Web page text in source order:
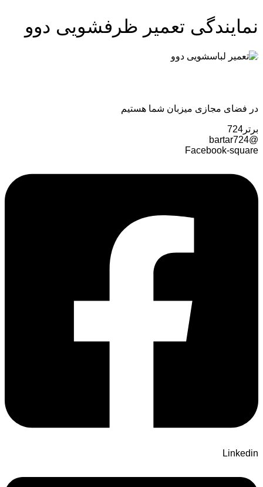
نمایندگی تعمیر ظرفشویی دوو
در فضای مجازی میزبان شما هستیم
برتر724
@bartar724
Facebook-square
Linkedin